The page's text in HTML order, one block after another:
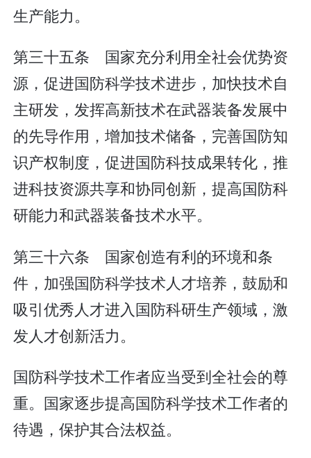
生产能力。
第三十五条 国家充分利用全社会优势资
源，促进国防科学技术进步，加快技术自
主研发，发挥高新技术在武器装备发展中
的先导作用，增加技术储备，完善国防知
识产权制度，促进国防科技成果转化，推
进科技资源共享和协同创新，提高国防科
研能力和武器装备技术水平。
第三十六条 国家创造有利的环境和条
件，加强国防科学技术人才培养，鼓励和
吸引优秀人才进入国防科研生产领域，激
发人才创新活力。
国防科学技术工作者应当受到全社会的尊
重。国家逐步提高国防科学技术工作者的
待遇，保护其合法权益。